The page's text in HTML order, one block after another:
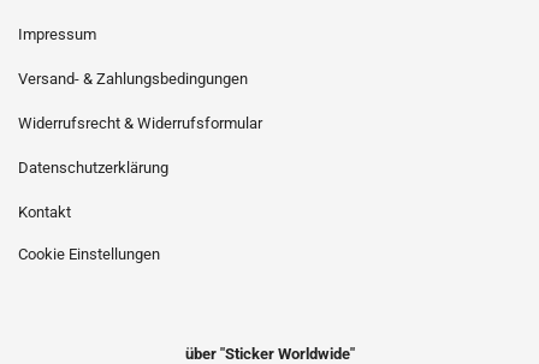
Impressum
Versand- & Zahlungsbedingungen
Widerrufsrecht & Widerrufsformular
Datenschutzerklärung
Kontakt
Cookie Einstellungen
über "Sticker Worldwide"